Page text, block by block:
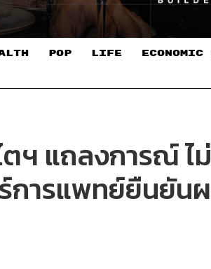
POP LIFE ECONOMIC
ตฯ แถลงการณ์
การแพทย์ยืนยัน